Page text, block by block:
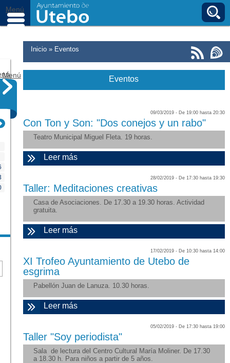
Ir al contenido principal
Menú
Menú
Usted está aquí
Inicio» Eventos
Eventos
09/03/2019 - De 19:00 hasta 20:30
Con Ton y Son: "Dos conejos y un rabo"
Teatro Municipal Miguel Fleta. 19 horas.
Leer mássobre "Con Ton y Son: "Dos conejos y
un rabo""
28/02/2019 - De 17:30 hasta 19:30
Taller: Meditaciones creativas
Casa de Asociaciones. De 17.30 a 19.30 horas. Actividad
gratuita.
Leer mássobre "Taller: Meditaciones creativas"
17/02/2019 - De 10:30 hasta 14:00
XI Trofeo Ayuntamiento de Utebo de
esgrima
Pabellón Juan de Lanuza. 10.30 horas.
Leer mássobre "XI Trofeo Ayuntamiento de Utebo
de esgrima"
05/02/2019 - De 17:30 hasta 19:00
Taller "Soy periodista"
Sala de lectura del Centro Cultural María Moliner. De 17.30
a 18.30 h. Para niños a partir de 5 años.